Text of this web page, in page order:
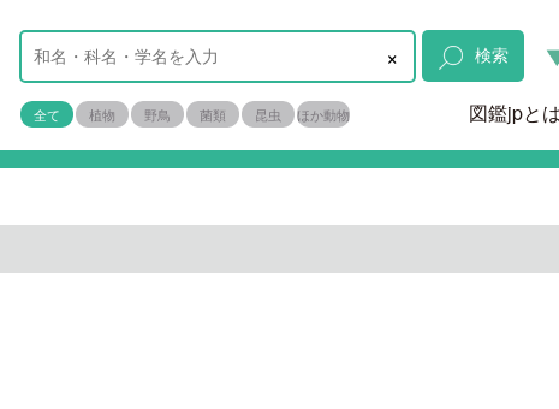
× 検索
全て 植物 野鳥 菌類 昆虫 ほか動物 図鑑jpと